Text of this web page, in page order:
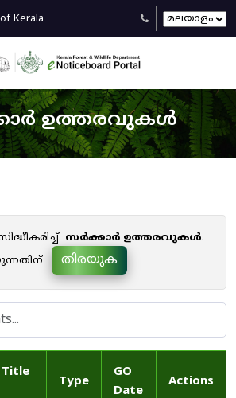
Kerala
ഉത്തരവുകൾ
സർക്കാർ ഉത്തരവുകൾ.
തിരയുക
Title
Type
GO
Date
Actions